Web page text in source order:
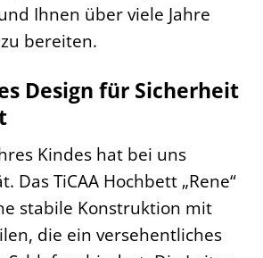
Ihnen über viele Jahre
bereiten.
Design für Sicherheit
Kindes hat bei uns
Das TiCAA Hochbett „Rene“
stabile Konstruktion mit
die ein versehentliches